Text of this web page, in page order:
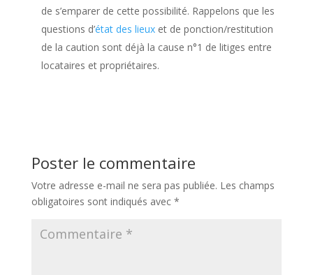
de s’emparer de cette possibilité. Rappelons que les
questions d’état des lieuxet de ponction/restitution
de la caution sont déjà la cause n°1 de litiges entre
locataires et propriétaires.
Poster le commentaire
Votre adresse e-mail ne sera pas publiée. Les champs
obligatoires sont indiqués avec *